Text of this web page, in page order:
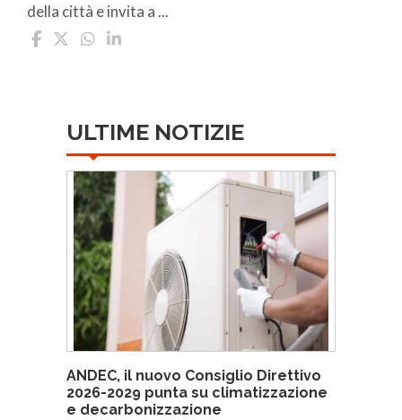
della città e invita a ...
ULTIME NOTIZIE
ANDEC, il nuovo Consiglio Direttivo
2026-2029 punta su climatizzazione
e decarbonizzazione